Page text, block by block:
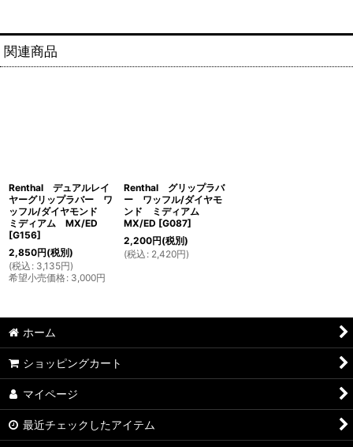
関連商品
Renthal デュアルレイ
ヤーグリップラバー ワ
ッフル/ダイヤモンド
ミディアム MX/ED
[G156]
2,850円(税別)
(税込 : 3,135円)
希望小売価格: 3,000円
Renthal グリップラバ
ー ワッフル/ダイヤモ
ンド ミディアム
MX/ED [G087]
2,200円(税別)
(税込 : 2,420円)
ホーム
ショッピングカート
マイページ
最近チェックしたアイテム